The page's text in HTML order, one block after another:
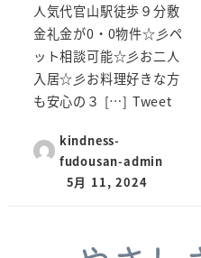
人気代官山駅徒歩９分敷
金礼金が0・0物件☆彡ペ
ット相談可能☆彡お二人
入居☆彡お料理好きな方
も安心の３ […] Tweet
kindness-
fudousan-admin
5月 11, 2024